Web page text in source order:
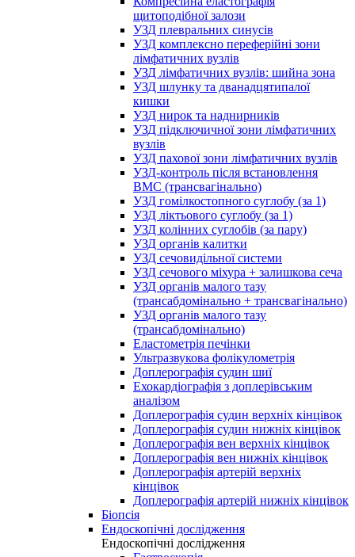
щитоподібної залози
УЗД плевральних синусів
УЗД комплексно переферійні зони
лімфатичних вузлів
УЗД лімфатичних вузлів: шийна зона
УЗД шлунку та дванадцятипалої
кишки
УЗД нирок та наднирників
УЗД підключичної зони лімфатичних
вузлів
УЗД пахової зони лімфатичних вузлів
УЗД-контроль після встановлення
ВМС (трансвагінально)
УЗД гомілкостопного суглобу (за 1)
УЗД ліктьового суглобу (за 1)
УЗД колінних суглобів (за пару)
УЗД органів калитки
УЗД сечовидільної системи
УЗД сечового міхура + залишкова сеча
УЗД органів малого тазу
(трансабдомінально + трансвагінально)
УЗД органів малого тазу
(трансабдомінально)
Еластометрія печінки
Ультразвукова фолікулометрія
Доплерографія судин шиї
Ехокардіографія з доплерівським
аналізом
Доплерографія судин верхніх кінцівок
Доплерографія судин нижніх кінцівок
Доплерографія вен верхніх кінцівок
Доплерографія вен нижніх кінцівок
Доплерографія артерій верхніх
кінцівок
Доплерографія артерій нижніх кінцівок
Біопсія
Ендоскопічні дослідження
Ендоскопічні дослідження